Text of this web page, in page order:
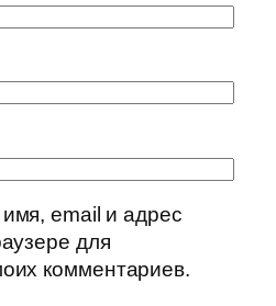
email и адрес
для
комментариев.